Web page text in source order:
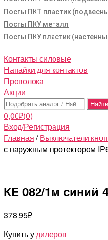
Посты ПКТ пластик
Посты ПКУ металл
Посты ПКУ пластик
Контакты силовые
Напайки для контактов
Проволока
Акции
Поиск:
0,00₽(0)
Вход/Регистрация
Главная /Выключатели
с наружным протектором
КЕ 082/1м синий
378,95₽
Купить удилеров